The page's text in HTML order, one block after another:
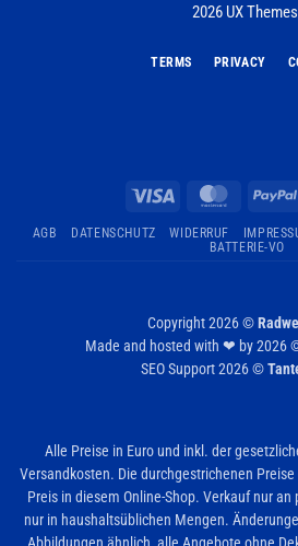
2026 UX Themes
TERMS PRIVACY
MasterCard
AGB DATENSCHUTZ WIDERRUF
BATTERIE-VO
Copyright 2026 ©
Made and hosted with ❤ by 2026
SEO Support 2026 ©
Alle Preise in Euro und inkl. der
Versandkosten. Die durchgestrichenen
Preis in diesem Online-Shop. Verkauf nur
nur in haushaltsüblichen Mengen.
Abbildungen ähnlich, alle Angebote ohne